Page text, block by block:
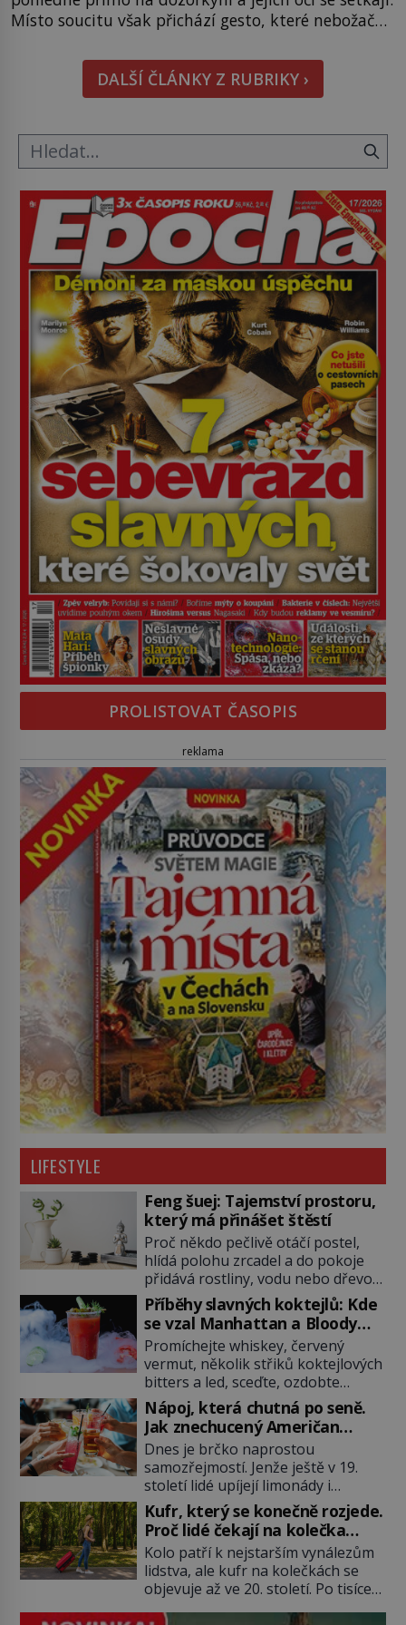
Místo soucitu však přichází gesto, které nebožačku
Rudolf Höss (1901–1947), Josef Mengele (1911–
1979) či Heinrich Himmler (1900–1945) zná každý,
o koho se historie jen otřela. Jenže […]
DALŠÍ ČLÁNKY Z RUBRIKY ›
PROLISTOVAT ČASOPIS
reklama
LIFESTYLE
Feng šuej: Tajemství prostoru,
který má přinášet štěstí
Proč někdo pečlivě otáčí postel,
hlídá polohu zrcadel a do pokoje
přidává rostliny, vodu nebo dřevo?
Feng šuej tvrdí, že domov není jen
soubor zdí a nábytku. Je to prostor,
kterým proudí energie čchi a jeho
uspořádání může ovlivňovat, jak se
v něm člověk cítí. Feng šuej má
kořeny ve staré Číně a jeho historie
[…]
Příběhy slavných koktejlů: Kde
se vzal Manhattan a Bloody
Mary?
Promíchejte whiskey, červený
vermut, několik střiků koktejlových
bitters a led, sceďte, ozdobte
koktejlovou třešinkou a tadá…
Manhattan je tu! A pokud to má být
skutečně on, dejte si pozor, ať
místo klasické americké rye
whiskey či klidně bourbonu
nepoužijete skotskou whisku. Co
se stane? Inu, koktejl bude stále
skvělý, ale už to nebude
Manhattan ale […]
Nápoj, která chutná po seně.
Jak znechucený Američan
vymyslel brčko
Dnes je brčko naprostou
samozřejmostí. Jenže ještě v 19.
století lidé upíjejí limonády i
koktejly dutými stébly žita nebo
žitné slámy. Fungují sice dobře,
mají ale jednu nepříjemnou
vlastnost po chvíli se rozmáčejí a
nápoji dodávají travnatou příchuť.
Právě tahle drobná nepříjemnost
přivede amerického výrobce
Kufr, který se konečně rozjede.
Proč lidé čekají na kolečka
téměř pět tisíc let?
Kolo patří k nejstarším vynálezům
lidstva, ale kufr na kolečkách se
objevuje až ve 20. století. Po tisíce